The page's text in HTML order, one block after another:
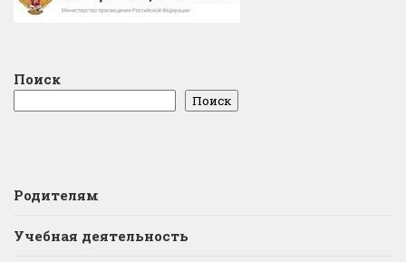
Поиск
Поиск
Родителям
Учебная деятельность